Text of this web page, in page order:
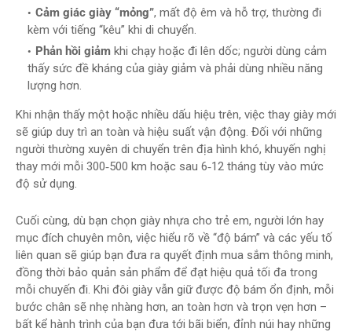
Cảm giác giày “mỏng”, mất độ êm và hỗ trợ, thường đi
kèm với tiếng “kêu” khi di chuyển.
Phản hồi giảm khi chạy hoặc đi lên dốc; người dùng cảm
thấy sức đề kháng của giày giảm và phải dùng nhiều năng
lượng hơn.
Khi nhận thấy một hoặc nhiều dấu hiệu trên, việc thay giày mới
sẽ giúp duy trì an toàn và hiệu suất vận động. Đối với những
người thường xuyên di chuyển trên địa hình khó, khuyến nghị
thay mới mỗi 300‑500 km hoặc sau 6‑12 tháng tùy vào mức
độ sử dụng.
Cuối cùng, dù bạn chọn giày nhựa cho trẻ em, người lớn hay
mục đích chuyên môn, việc hiểu rõ về “độ bám” và các yếu tố
liên quan sẽ giúp bạn đưa ra quyết định mua sắm thông minh,
đồng thời bảo quản sản phẩm để đạt hiệu quả tối đa trong
mỗi chuyến đi. Khi đôi giày vẫn giữ được độ bám ổn định, mỗi
bước chân sẽ nhẹ nhàng hơn, an toàn hơn và trọn vẹn hơn –
bất kể hành trình của bạn đưa tới bãi biển, đỉnh núi hay những